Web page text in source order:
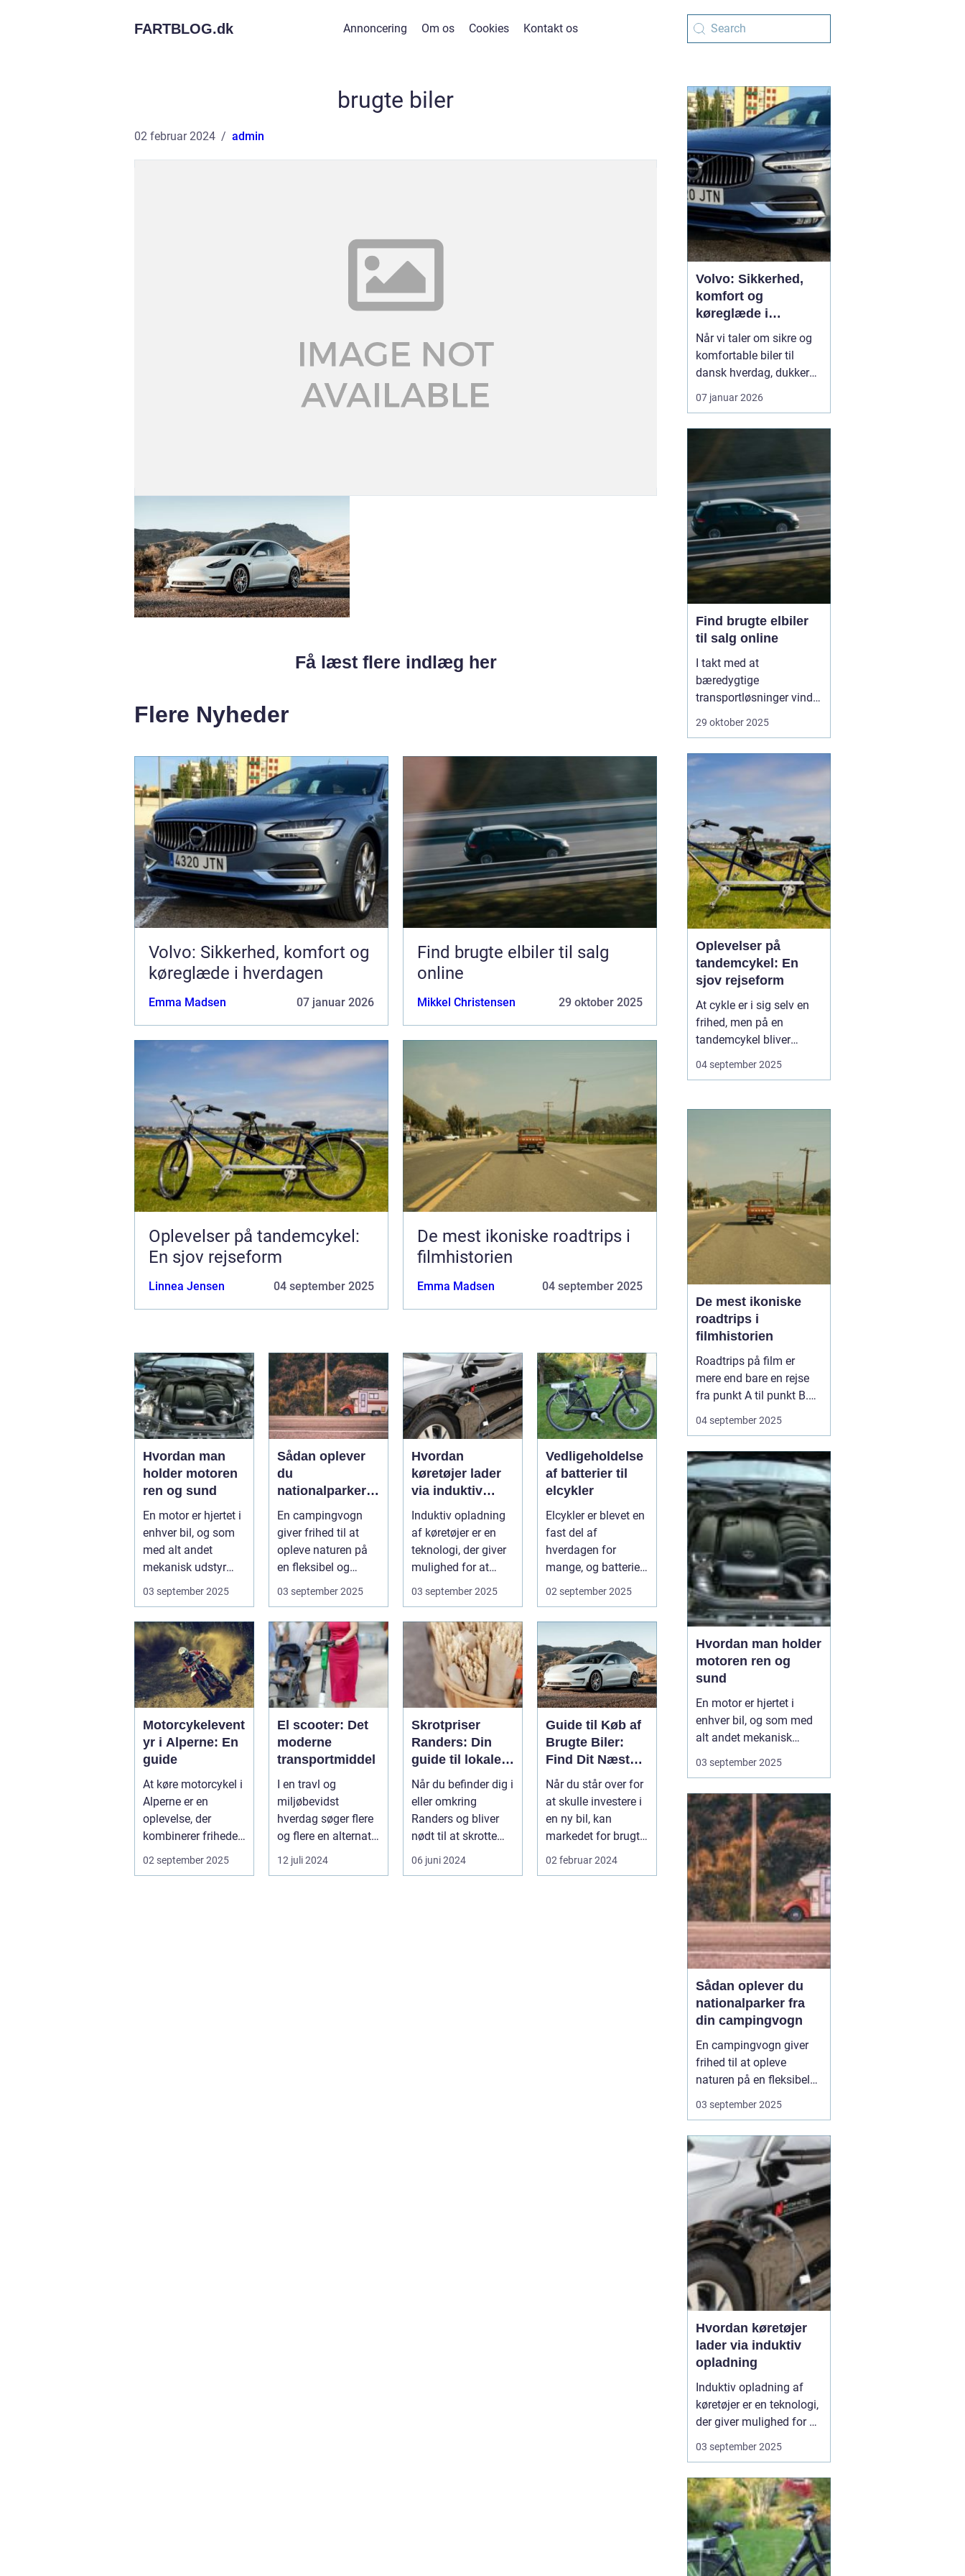
FARTBLOG.dk Annoncering Om os Cookies Kontakt os
brugte biler
02 februar 2024 admin
Få læst flere indlæg her
Flere Nyheder
Volvo: Sikkerhed, komfort og
køreglæde i hverdagen
Emma Madsen 07 januar 2026
Find brugte elbiler til salg
online
Mikkel Christensen 29 oktober 2025
Oplevelser på tandemcykel:
En sjov rejseform
Linnea Jensen 04 september 2025
De mest ikoniske roadtrips i
filmhistorien
Emma Madsen 04 september 2025
Hvordan man
holder motoren
ren og sund
En motor er hjertet i
enhver bil, og som
med alt andet
mekanisk udstyr
kræver den omsorg
for a...
03 september 2025
Sådan oplever
du
nationalparker
fra din
campingvogn
En campingvogn
giver frihed til at
opleve naturen på
en fleksibel og
komfortabel måde.
03 september 2025
Hvordan
køretøjer lader
via induktiv
opladning
Induktiv opladning
af køretøjer er en
teknologi, der giver
mulighed for at
oplade uden...
03 september 2025
Vedligeholdelse
af batterier til
elcykler
Elcykler er blevet en
fast del af
hverdagen for
mange, og batteriet
er selve hjertet i
cyklen. Et go...
02 september 2025
Motorcykelevent
yr i Alperne: En
guide
At køre motorcykel i
Alperne er en
oplevelse, der
kombinerer friheden
på to hjul med no...
02 september 2025
El scooter: Det
moderne
transportmiddel
I en travl og
miljøbevidst
hverdag søger flere
og flere en alternativ
form for transport.
El scooter...
12 juli 2024
Skrotpriser
Randers: Din
guide til lokale
muligheder
Når du befinder dig i
eller omkring
Randers og bliver
nødt til at skrotte
din bil, gammelt jern
elle...
06 juni 2024
Guide til Køb af
Brugte Biler:
Find Dit Næste
Køretøj
Når du står over for
at skulle investere i
en ny bil, kan
markedet for brugte
biler v&ae...
02 februar 2024
Volvo: Sikkerhed,
komfort og
køreglæde i
hverdagen
Når vi taler om sikre og
komfortable biler til
dansk hverdag, dukker
Volvo næsten altid op.
Bilmærket har i årtier
holdbarhed. I dag er
fokus udvide...
07 januar 2026
Find brugte elbiler
til salg online
I takt med at
bæredygtige
transportløsninger vinder
frem, ser flere og flere
alternativ til
Elbilerne tilbyder ikke
blot en grønnere
køreoplevelse, men o...
29 oktober 2025
Oplevelser på
tandemcykel: En
sjov rejseform
At cykle er i sig selv en
frihed, men på en
tandemcykel bliver
oplevelsen noget helt
særligt. Her handler det
frem, men om
Tandemcyklen har i
mange år vær...
04 september 2025
De mest ikoniske
roadtrips i
filmhistorien
Roadtrips på film er
mere end bare en rejse
fra punkt A til punkt B.
De fungerer som en
ramme for
venskaber, konflikter og
store livsbeslutninger.
Nogle af de mest
ikoniske film i historien
har netop brugt
landevejen som scen...
04 september 2025
Hvordan man holder
motoren ren og
sund
En motor er hjertet i
enhver bil, og som med
alt andet mekanisk
udstyr kræver den
omsorg for at fungere
holdes ren og sund,
forlænger du ikke kun
dens levetid, men du
sikrer også en mere
effektiv kø...
03 september 2025
Sådan oplever du
nationalparker fra
din campingvogn
En campingvogn giver
frihed til at opleve
naturen på en fleksibel
og komfortabel måde.
Når du besøger
campingvognen, kan du
både have dit eget lille
hjem med og samtidig
være tæt på ...
03 september 2025
Hvordan køretøjer
lader via induktiv
opladning
Induktiv opladning af
køretøjer er en teknologi,
der giver mulighed for at
oplade uden kabler og
stik. I stedet sker
gennem
elektromagnetiske felter
mellem en sender i
jorden og en modtager i
bilen. Det...
03 september 2025